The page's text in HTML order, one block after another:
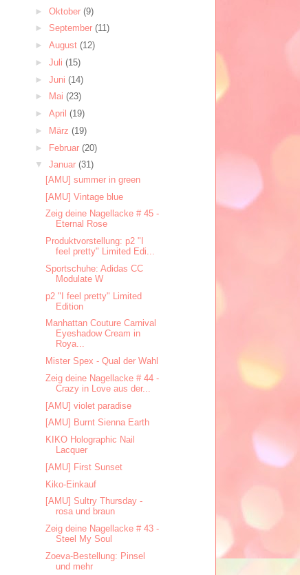
► Oktober (9)
► September (11)
► August (12)
► Juli (15)
► Juni (14)
►
Mai (23)
► April (19)
►
März (19)
► Februar (20)
▼ Januar (31)
[AMU] summer in green
[AMU] Vintage blue
Zeig deine Nagellacke # 45 -
Eternal Rose
Produktvorstellung: p2 "I
feel pretty" Limited Edi...
Sportschuhe: Adidas CC
Modulate W
p2 "I feel pretty" Limited
Edition
Manhattan Couture Carnival
Eyeshadow Cream in
Roya...
Mister Spex - Qual der Wahl
Zeig deine Nagellacke # 44 -
Crazy in Love aus der...
[AMU] violet paradise
[AMU] Burnt Sienna Earth
KIKO Holographic Nail
Lacquer
[AMU] First Sunset
Kiko-Einkauf
[AMU] Sultry Thursday -
rosa und braun
Zeig deine Nagellacke # 43 -
Steel My Soul
Zoeva-Bestellung: Pinsel
und mehr